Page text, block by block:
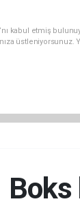
kabul etmiş
Boks